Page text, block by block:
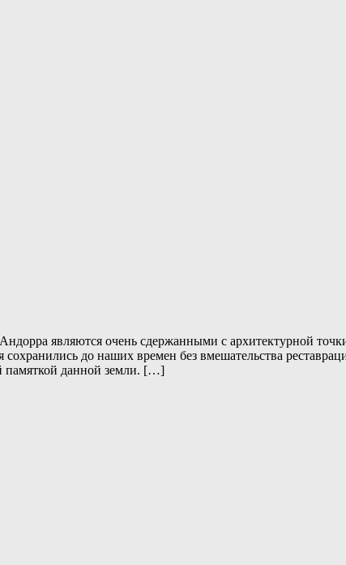
являются очень сдержанными с архитектурной
до наших времен без вмешательства
памяткой данной земли. […]